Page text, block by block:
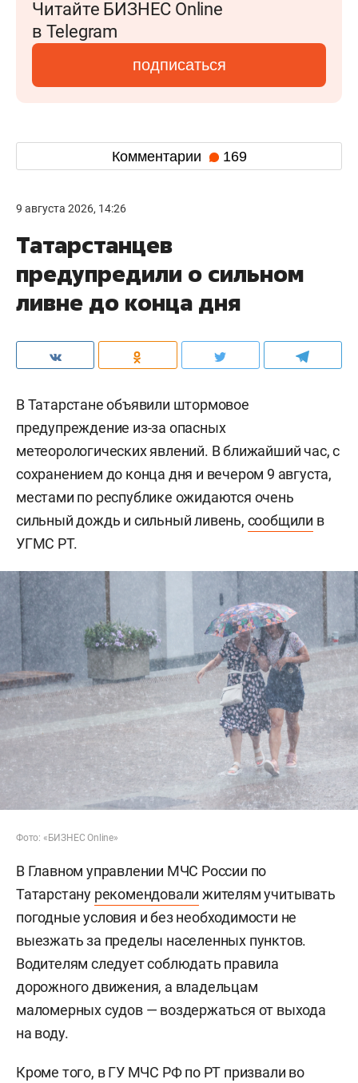
Читайте БИЗНЕС Online
в Telegram
подписаться
Комментарии 169
9 августа 2026, 14:26
Татарстанцев
предупредили о сильном
ливне до конца дня
В Татарстане объявили штормовое
предупреждение из-за опасных
метеорологических явлений. В ближайший час, с
сохранением до конца дня и вечером 9 августа,
местами по республике ожидаются очень
сильный дождь и сильный ливень, сообщили в
УГМС РТ.
Фото: «БИЗНЕС Online»
В Главном управлении МЧС России по
Татарстану рекомендовали жителям учитывать
погодные условия и без необходимости не
выезжать за пределы населенных пунктов.
Водителям следует соблюдать правила
дорожного движения, а владельцам
маломерных судов — воздержаться от выхода
на воду.
Кроме того, в ГУ МЧС РФ по РТ призвали во